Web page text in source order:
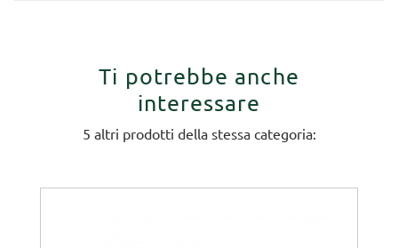
Ti potrebbe anche
interessare
5 altri prodotti della stessa categoria: